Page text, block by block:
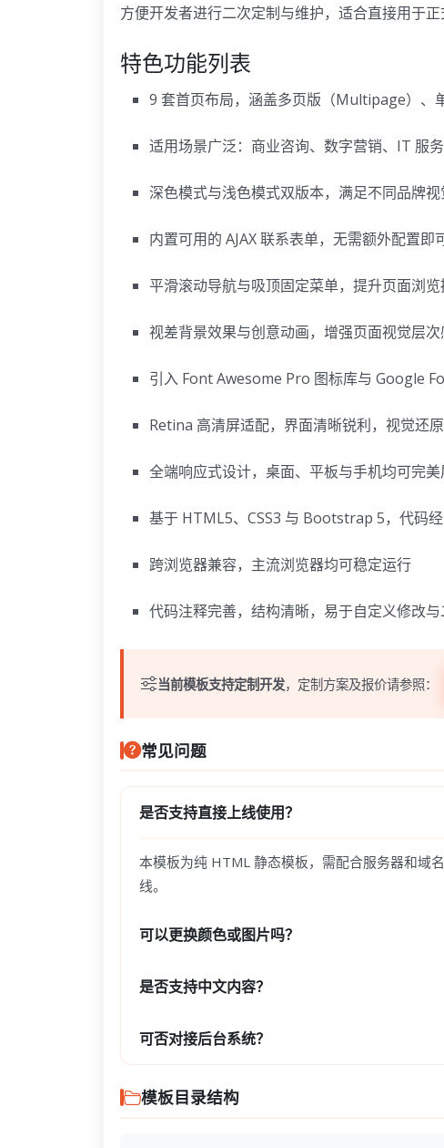
方便开发者进行二次定制与维护，适合直接用于正
特色功能列表
9 套首页布局，涵盖多页版（Multipage）、
适用场景广泛：商业咨询、数字营销、IT 服
深色模式与浅色模式双版本，满足不同品牌视
内置可用的 AJAX 联系表单，无需额外配置即
平滑滚动导航与吸顶固定菜单，提升页面浏
视差背景效果与创意动画，增强页面视觉层次
引入 Font Awesome Pro 图标库与 Google
Retina 高清屏适配，界面清晰锐利，视觉还
全端响应式设计，桌面、平板与手机均可完美
基于 HTML5、CSS3 与 Bootstrap 5，代码
跨浏览器兼容，主流浏览器均可稳定运行
代码注释完善，结构清晰，易于自定义修改
当前模板支持定制开发，定制方案及报价请参照：
常见问题
是否支持直接上线使用？
本模板为纯 HTML 静态模板，需配合服务器和域
线。
可以更换颜色或图片吗？
是否支持中文内容？
可否对接后台系统？
模板目录结构